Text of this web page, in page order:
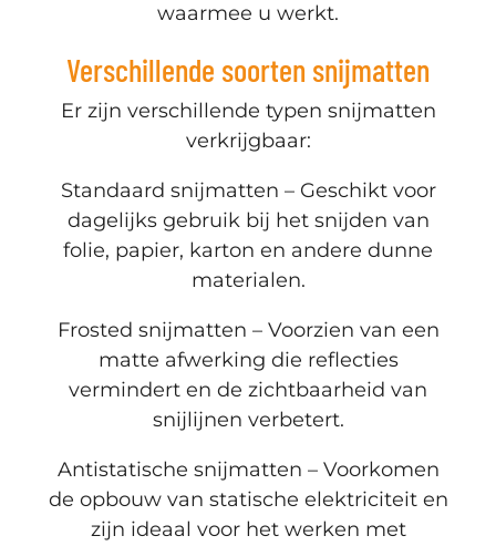
waarmee u werkt.
Verschillende soorten snijmatten
Er zijn verschillende typen snijmatten
verkrijgbaar:
Standaard snijmatten – Geschikt voor
dagelijks gebruik bij het snijden van
folie, papier, karton en andere dunne
materialen.
Frosted snijmatten – Voorzien van een
matte afwerking die reflecties
vermindert en de zichtbaarheid van
snijlijnen verbetert.
Antistatische snijmatten – Voorkomen
de opbouw van statische elektriciteit en
zijn ideaal voor het werken met
Weten wanneer we iets nieuws hebben?
Schrijf u in en ontvang updates over nieuwe
artikelen, aanbiedingen en meer.
E-mailadres
Abonneer